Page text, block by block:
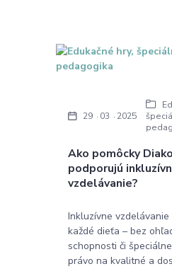
Ako pomôcky
podporujú
vzdelávanie?
29 03 2025
Inkluzívne vzdelávanie
každé dieťa – bez
schopnosti či
právo na kvalitné a